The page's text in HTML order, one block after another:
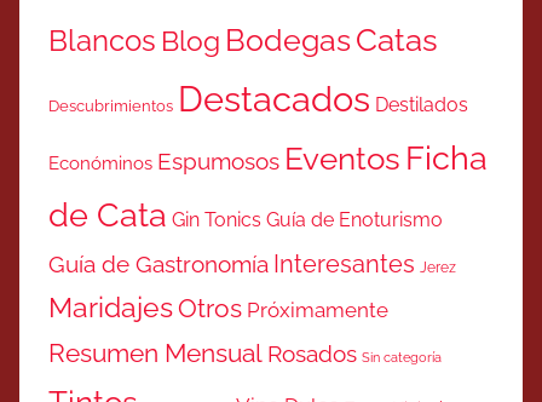
Blancos Blog BodegasCatas
Descubrimientos Destacados Destilados
Económinos Espumosos Eventos Ficha
de Cata Gin Tonics Guía de Enoturismo
Guía de Gastronomía Interesantes Jerez
MaridajesOtros Próximamente
Resumen Mensual Rosados Sin categoría